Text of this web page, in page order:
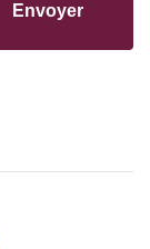
Envoyer